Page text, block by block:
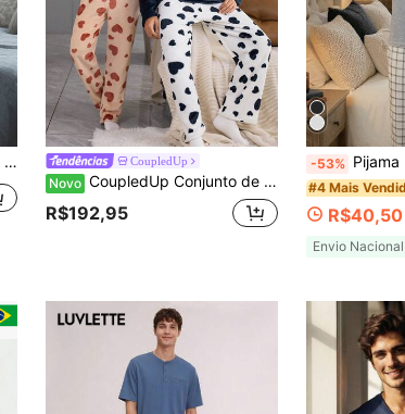
CoupledUp
Novo CoupledUp Conjunto de Pijama Masculino de Flanela com Estampa de Coração, Manga Longa e Calça Longa Aconchegante
R$192,95
-53% Pijama Masculino
#4 Mais
R$40,50
Envio Nacional